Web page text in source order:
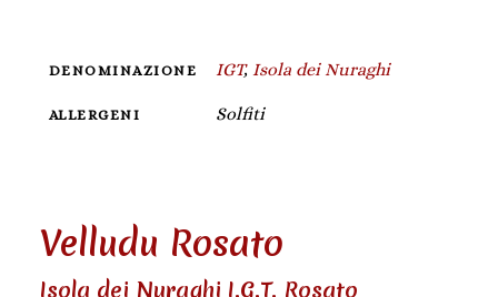
DENOMINAZIONE IGT, Isola dei Nuraghi
ALLERGENI Solfiti
Velludu Rosato
Isola dei Nuraghi I.G.T. Rosato